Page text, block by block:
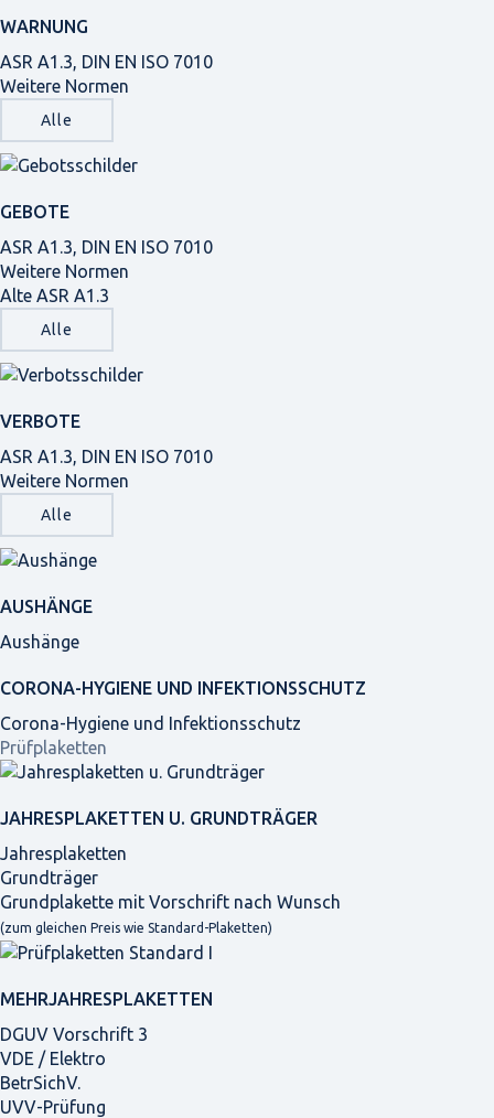
WARNUNG
ASR A1.3, DIN EN ISO 7010
Weitere Normen
Alle
GEBOTE
ASR A1.3, DIN EN ISO 7010
Weitere Normen
Alte ASR A1.3
Alle
VERBOTE
ASR A1.3, DIN EN ISO 7010
Weitere Normen
Alle
AUSHÄNGE
Aushänge
CORONA-HYGIENE UND INFEKTIONSSCHUTZ
Corona-Hygiene und Infektionsschutz
Prüfplaketten
JAHRES­PLAKETTEN U. GRUNDTRÄGER
Jahresplaketten
Grundträger
Grundplakette mit Vorschrift nach Wunsch
(zum gleichen Preis wie Standard-Plaketten)
MEHRJAHRES­PLAKETTEN
DGUV Vorschrift 3
VDE / Elektro
BetrSichV.
UVV-Prüfung